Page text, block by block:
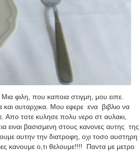
φιλη, που καποια στιγμη, μου ειπε.
και αυταρχικα. Μου εφερε ενα βιβλιο να
Απο τοτε κυλησε πολυ νερο στ αυλακι,
ειναι βασισμενη στους κανονες αυτης της
αυτην την διατροφη, οχι τοσο αυστηρη
κανουμε ο,τι θελουμε!!!!
Παντα με μετρο